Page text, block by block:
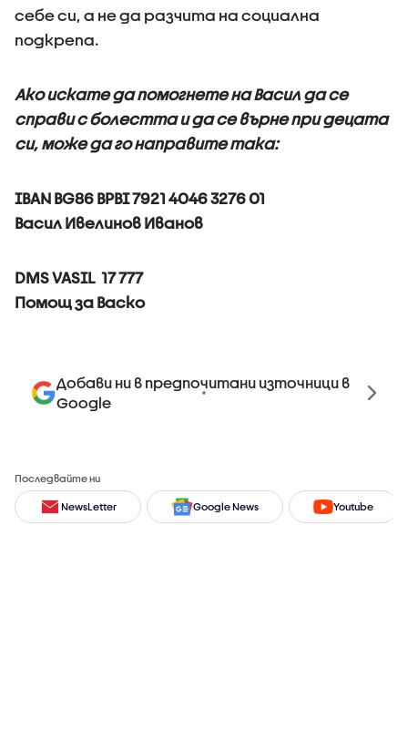
себе си, а не да разчита на социална
подкрепа.
Ако искате да помогнете на Васил да се
справи с болестта и да се върне при децата
си, може да го направите така:
IBAN BG86 BPBI 7921 4046 3276 01
Васил Ивелинов Иванов
DMS VASIL 17 777
Помощ за Васко
Добави ни в предпочитани източници в
Google
Последвайте ни
NewsLetter Google News Youtube